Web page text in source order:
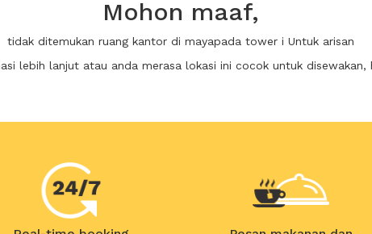
Mohon maaf,
tidak ditemukan ruang kantor di mayapada tower i Untuk arisan
lebih lanjut atau anda merasa lokasi ini cocok untuk